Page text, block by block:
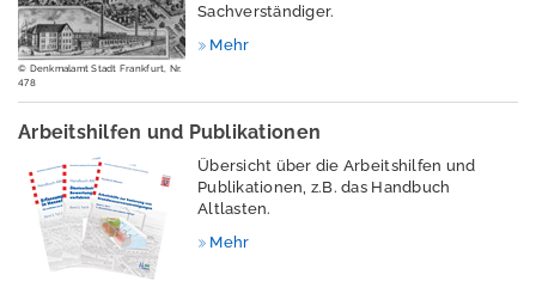
Strahlenschutz
Wasser
Windenergie
M
© Denkmalamt Stadt Frankfurt, Nr.
478
Sachverständiger.
Mehr
Arbeitshilfen und Publikationen
Übersicht über die Arbeitshilfen und
Publikationen, z.B. das Handbuch
Altlasten.
Mehr